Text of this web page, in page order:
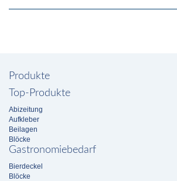
Produkte
Top-Produkte
Abizeitung
Aufkleber
Beilagen
Blöcke
Gastronomiebedarf
Bierdeckel
Blöcke